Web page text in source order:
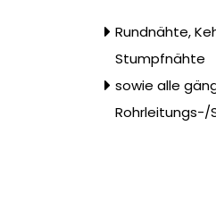
Rundnähte,
Stumpfnähte
sowie alle